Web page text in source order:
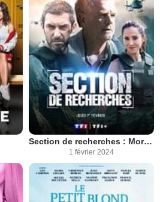
Section de recherches : Mortelle randonnée
1 février 2024